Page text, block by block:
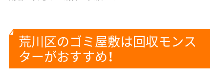
荒川区のゴミ屋敷は回収モンス
ターがおすすめ！